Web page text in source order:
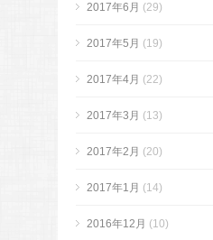
2017年6月 (29)
2017年5月 (19)
2017年4月 (22)
2017年3月 (13)
2017年2月 (20)
2017年1月 (14)
2016年12月 (10)